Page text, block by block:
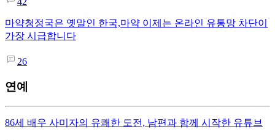
마약청정국은 옛말인 한국,마약 이제는 온라인 유통망 차단이
가장 시급합니다
26
연예
86세 배우 사미자의 유쾌한 도전, 남편과 함께 시작한 유튜브